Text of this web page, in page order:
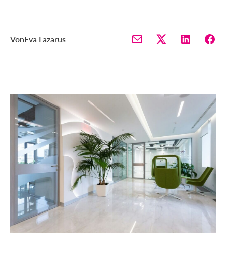
VonEva Lazarus